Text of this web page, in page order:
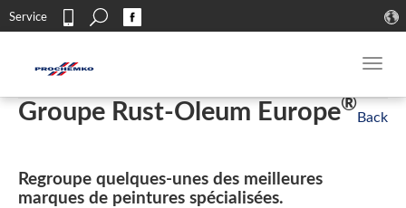
Service ContactSearch
Groupe Rust-Oleum Europe®
Regroupe quelques-unes des meilleures
marques de peintures spécialisées.